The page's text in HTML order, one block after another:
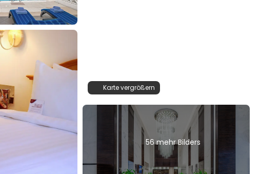
Karte vergrößern
56 mehr Bilders